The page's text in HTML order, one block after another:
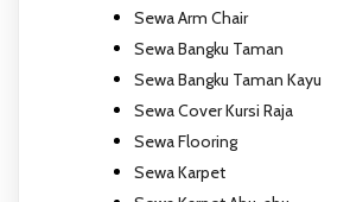
Sewa Arm Chair
Sewa Bangku Taman
Sewa Bangku Taman Kayu
Sewa Cover Kursi Raja
Sewa Flooring
Sewa Karpet